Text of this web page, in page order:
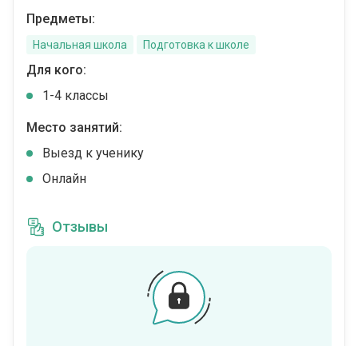
Предметы:
Начальная школа Подготовка к школе
Для кого:
1-4 классы
Место занятий:
Выезд к ученику
Онлайн
Отзывы